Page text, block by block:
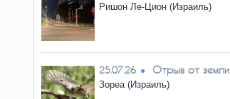
Ришон Ле-Цион (Израиль)
25.07.26 Отрыв от земли
Зореа (Израиль)